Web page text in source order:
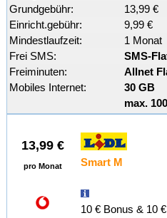
Grundgebühr:
13,99 €
Einricht.gebühr:
9,99 €
Mindestlaufzeit:
1 Monat
Frei SMS:
SMS-
Freiminuten:
Allnet
Mobiles Internet:
30 GB
max.
13,99 €
pro Monat Smart M
10 € Bonus & 10 €